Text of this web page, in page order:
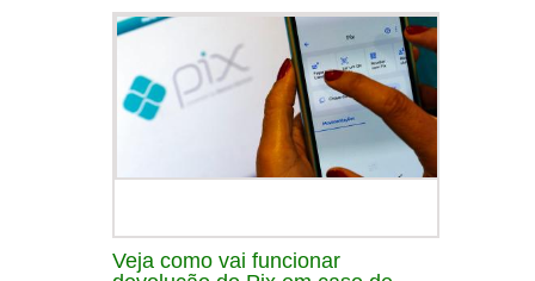
Veja como vai funcionar